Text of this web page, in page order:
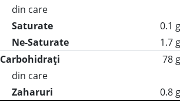
din care
Saturate
0.1 g
Ne-Saturate
1.7 g
Carbohidrați
78 g
din care
Zaharuri
0.8 g